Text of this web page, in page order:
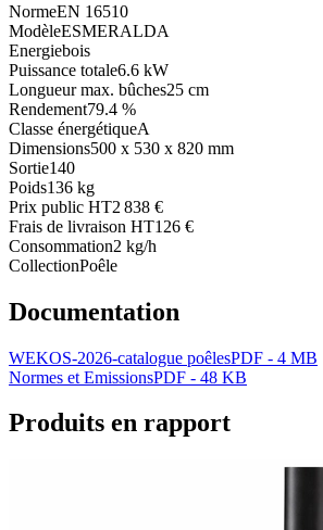
NormeEN 16510
ModèleESMERALDA
Energiebois
Puissance totale6.6 kW
Longueur max. bûches25 cm
Rendement79.4 %
Classe énergétiqueA
Dimensions500 x 530 x 820 mm
Sortie140
Poids136 kg
Prix public HT2 838 €
Frais de livraison HT126 €
Consommation2 kg/h
CollectionPoêle
Documentation
WEKOS-2026-catalogue poêlesPDF - 4 MB
Normes et EmissionsPDF - 48 KB
Produits en rapport